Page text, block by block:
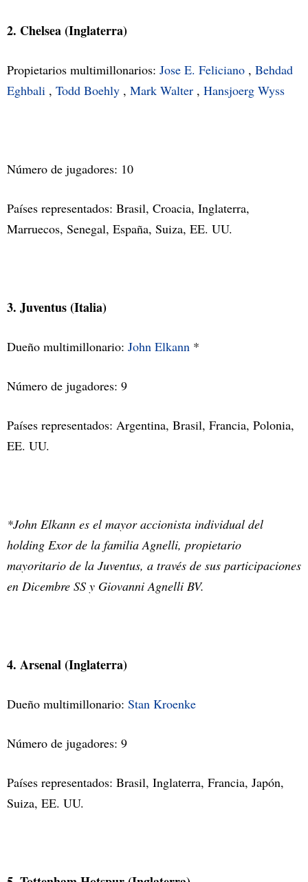
2. Chelsea (Inglaterra)
Propietarios multimillonarios: Jose E. Feliciano , Behdad
Eghbali , Todd Boehly , Mark Walter , Hansjoerg Wyss
Número de jugadores: 10
Países representados: Brasil, Croacia, Inglaterra,
Marruecos, Senegal, España, Suiza, EE. UU.
3. Juventus (Italia)
Dueño multimillonario: John Elkann *
Número de jugadores: 9
Países representados: Argentina, Brasil, Francia, Polonia,
EE. UU.
*John Elkann es el mayor accionista individual del
holding Exor de la familia Agnelli, propietario
mayoritario de la Juventus, a través de sus participaciones
en Dicembre SS y Giovanni Agnelli BV.
4. Arsenal (Inglaterra)
Dueño multimillonario: Stan Kroenke
Número de jugadores: 9
Países representados: Brasil, Inglaterra, Francia, Japón,
Suiza, EE. UU.